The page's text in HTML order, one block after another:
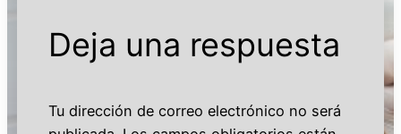
Deja una respuesta
Tu dirección de correo electrónico no será